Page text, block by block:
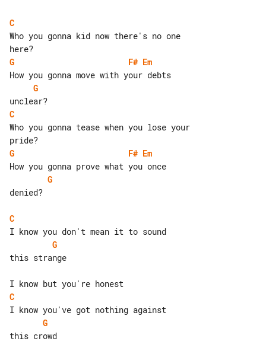
C
Who you gonna kid now there's no one
G
F# Em
G
C
Who you gonna tease when you lose your
G
F# Em
G
denied?
C
G
this strange
C
G
this crowd